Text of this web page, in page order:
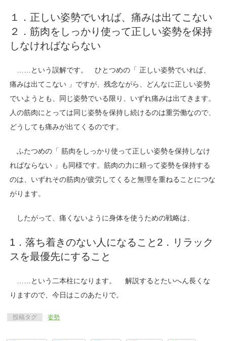
１．正しい姿勢でいれば、痛みは出てこない
２．筋肉をしっかり使って正しい姿勢を保持
しなければならない
……という誤解です。
ひとつめの「 正しい姿勢でいれば、
痛みは出てこない 」ですが、残念ながら、どんなに正しい姿勢
でいようとも、同じ姿勢でいる限り、いずれ痛みは出てきます。
人の筋肉にとっては同じ姿勢を保持し続けるのは重労働なので、
どうしても痛みが出てくるのです。
ふたつめの「 筋肉をしっかり使って正しい姿勢を保持しなけ
ればならない 」も同様です。筋肉の力に頼って姿勢を保持する
のは、いずれその筋肉が疲労してくると無理を重ねることにつな
がります。
したがって、痛くないように身体を使うための戦略は、
1．落ち着きのない人になること 2．リラック
スを最優先にすること
……という二本柱になります。
解説するとたいへん長くな
りますので、今日はこのあたりで。
投稿タグ 姿勢